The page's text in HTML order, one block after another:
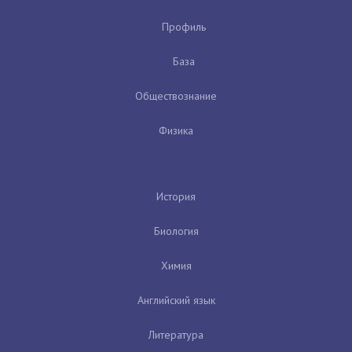
Профиль
База
Обществознание
Физика
История
Биология
Химия
Английский язык
Литература